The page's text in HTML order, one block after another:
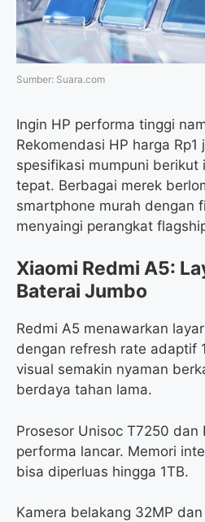
Sumber: Suara.com
Ingin HP performa tinggi
Rekomendasi HP harga Rp1
spesifikasi mumpuni berikut
tepat. Berbagai merek
smartphone murah dengan
menyaingi perangkat
Xiaomi Redmi A5:
Baterai Jumbo
Redmi A5 menawarkan
dengan refresh rate adaptif
visual semakin nyaman
berdaya tahan lama.
Prosesor Unisoc T7250 dan
performa lancar. Memori
bisa diperluas hingga 1TB.
Kamera belakang 32MP